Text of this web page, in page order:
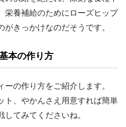
栄養補給のためにローズヒップ
きっかけなのだそうです。
本の作り方
の作り方をご紹介します。
ト、やかんさえ用意すれば簡単
てみてくださいね。